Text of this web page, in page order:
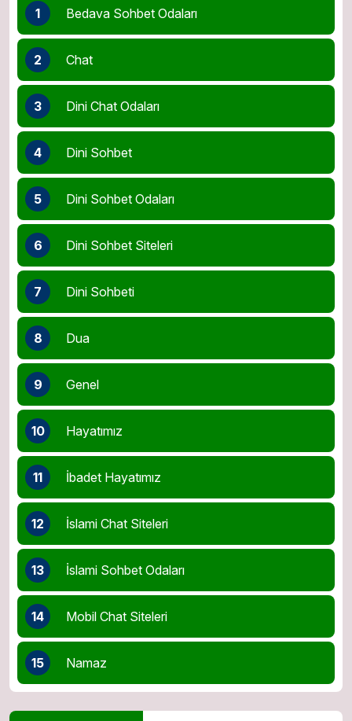
1 Bedava Sohbet Odaları
2 Chat
3 Dini Chat Odaları
4 Dini Sohbet
5 Dini Sohbet Odaları
6 Dini Sohbet Siteleri
7 Dini Sohbeti
8 Dua
9 Genel
10 Hayatımız
11 İbadet Hayatımız
12 İslami Chat Siteleri
13 İslami Sohbet Odaları
14 Mobil Chat Siteleri
15 Namaz